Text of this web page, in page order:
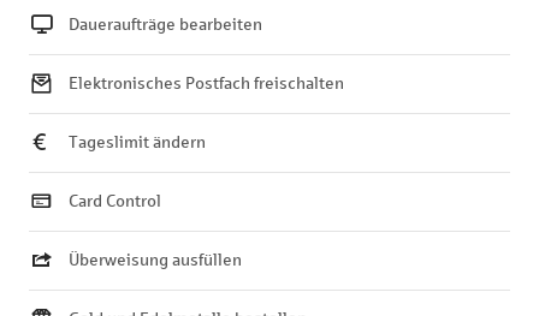
Daueraufträge bearbeiten
Elektronisches Postfach freischalten
Tageslimit ändern
Card Control
Überweisung ausfüllen